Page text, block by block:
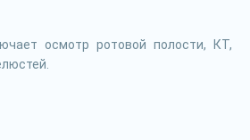
осмотр ротовой полости, КТ,